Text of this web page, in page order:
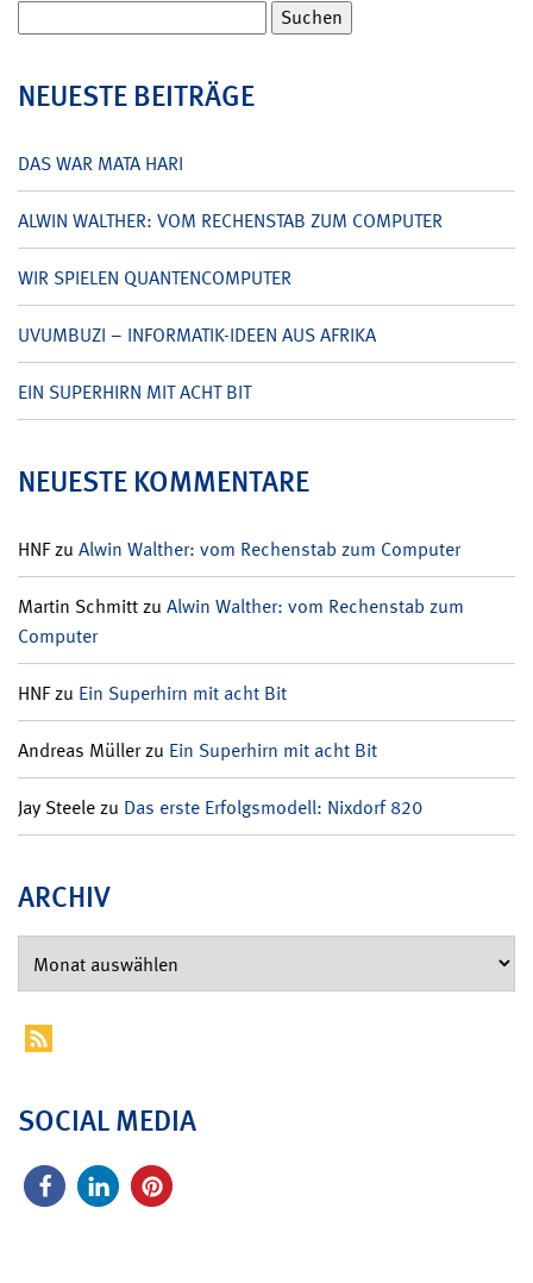
nach:
NEUESTE BEITRÄGE
DAS WAR MATA HARI
ALWIN WALTHER: VOM RECHENSTAB ZUM COMPUTER
WIR SPIELEN QUANTENCOMPUTER
UVUMBUZI – INFORMATIK-IDEEN AUS AFRIKA
EIN SUPERHIRN MIT ACHT BIT
NEUESTE KOMMENTARE
HNFzu Alwin Walther: vom Rechenstab zum Computer
Martin Schmittzu Alwin Walther: vom Rechenstab zum
Computer
HNFzu Ein Superhirn mit acht Bit
Andreas Müllerzu Ein Superhirn mit acht Bit
Jay Steelezu Das erste Erfolgsmodell: Nixdorf 820
ARCHIV
SOCIAL MEDIA